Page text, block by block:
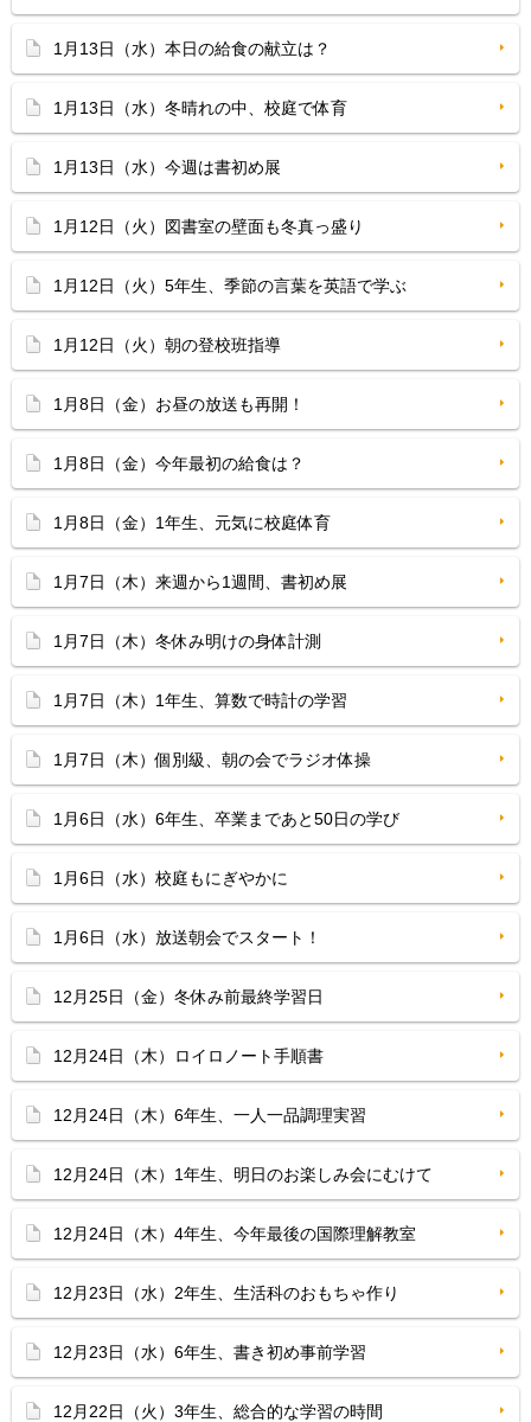
1月13日（水）本日の給食の献立は？
1月13日（水）冬晴れの中、校庭で体育
1月13日（水）今週は書初め展
1月12日（火）図書室の壁面も冬真っ盛り
1月12日（火）5年生、季節の言葉を英語で学ぶ
1月12日（火）朝の登校班指導
1月8日（金）お昼の放送も再開！
1月8日（金）今年最初の給食は？
1月8日（金）1年生、元気に校庭体育
1月7日（木）来週から1週間、書初め展
1月7日（木）冬休み明けの身体計測
1月7日（木）1年生、算数で時計の学習
1月7日（木）個別級、朝の会でラジオ体操
1月6日（水）6年生、卒業まであと50日の学び
1月6日（水）校庭もにぎやかに
1月6日（水）放送朝会でスタート！
12月25日（金）冬休み前最終学習日
12月24日（木）ロイロノート手順書
12月24日（木）6年生、一人一品調理実習
12月24日（木）1年生、明日のお楽しみ会にむけて
12月24日（木）4年生、今年最後の国際理解教室
12月23日（水）2年生、生活科のおもちゃ作り
12月23日（水）6年生、書き初め事前学習
12月22日（火）3年生、総合的な学習の時間